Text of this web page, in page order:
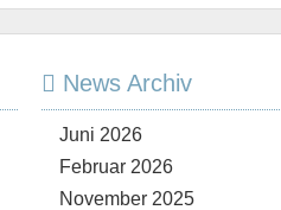
News Archiv
Juni 2026
Februar 2026
November 2025